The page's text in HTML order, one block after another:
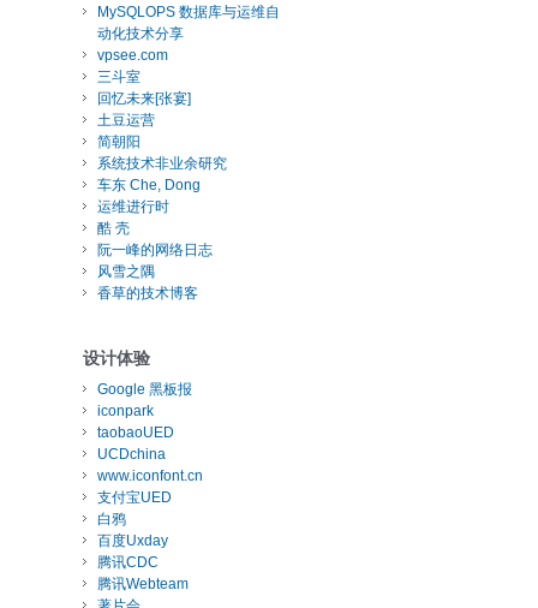
MySQLOPS 数据库与运维自
动化技术分享
vpsee.com
三斗室
回忆未来[张宴]
土豆运营
简朝阳
系统技术非业余研究
车东 Che, Dong
运维进行时
酷 壳
阮一峰的网络日志
风雪之隅
香草的技术博客
设计体验
Google 黑板报
iconpark
taobaoUED
UCDchina
www.iconfont.cn
支付宝UED
白鸦
百度Uxday
腾讯CDC
腾讯Webteam